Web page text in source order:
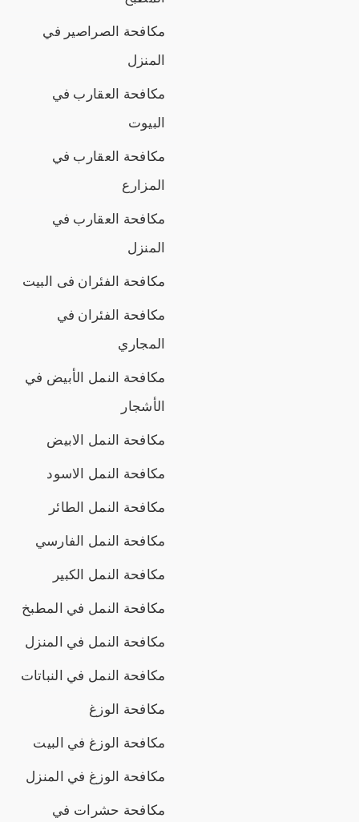
مكافحة الصراصير في
المنزل
مكافحة العقارب في
البيوت
مكافحة العقارب في
المزارع
مكافحة العقارب في
المنزل
مكافحة الفئران فى البيت
مكافحة الفئران في
المجاري
مكافحة النمل الأبيض في
الأشجار
مكافحة النمل الابيض
مكافحة النمل الاسود
مكافحة النمل الطائر
مكافحة النمل الفارسي
مكافحة النمل الكبير
مكافحة النمل في المطبخ
مكافحة النمل في المنزل
مكافحة النمل في النباتات
مكافحة الوزغ
مكافحة الوزغ في البيت
مكافحة الوزغ في المنزل
مكافحة حشرات في